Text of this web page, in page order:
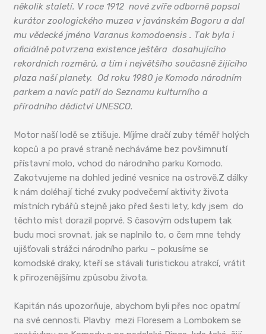
několik staletí. V roce 1912 nové zvíře odborně popsal
kurátor zoologického muzea v javánském Bogoru a dal
mu vědecké jméno Varanus komodoensis . Tak byla i
oficiálně potvrzena existence ještěra dosahujícího
rekordních rozměrů, a tím i největšího současně žijícího
plaza naší planety. Od roku 1980 je Komodo národním
parkem a navíc patří do Seznamu kulturního a
přírodního dědictví UNESCO.
Motor naší lodě se ztišuje. Míjíme dračí zuby téměř holých
kopců a po pravé straně necháváme bez povšimnutí
přístavní molo, vchod do národního parku Komodo.
Zakotvujeme na dohled jediné vesnice na ostrově.Z dálky
k nám doléhají tiché zvuky podvečerní aktivity života
místních rybářů stejně jako před šesti lety, kdy jsem do
těchto míst dorazil poprvé. S časovým odstupem tak
budu moci srovnat, jak se naplnilo to, o čem mne tehdy
ujišťovali strážci národního parku – pokusíme se
komodské draky, kteří se stávali turistickou atrakcí, vrátit
k přirozenějšímu způsobu života.
Kapitán nás upozorňuje, abychom byli přes noc opatrní
na své cennosti. Plavby mezi Floresem a Lombokem se